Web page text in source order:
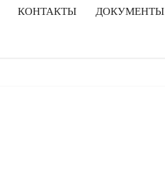
КОНТАКТЫ ДОКУМЕНТЫ